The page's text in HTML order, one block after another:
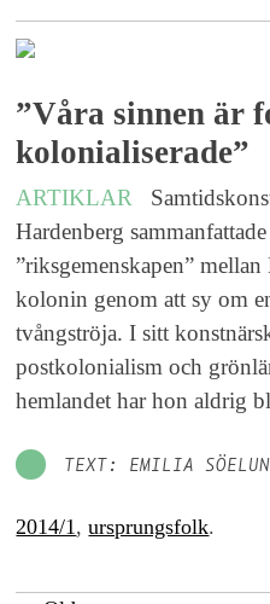
”Våra sinnen är
kolonialiserade”
ARTIKLAR
Hardenberg
”riksgemenskapen”
kolonin genom att sy om
tvångströja. I sitt
postkolonialism och
hemlandet har hon aldrig
TEXT: EMILIA
2014/1 ,ursprungsfolk.